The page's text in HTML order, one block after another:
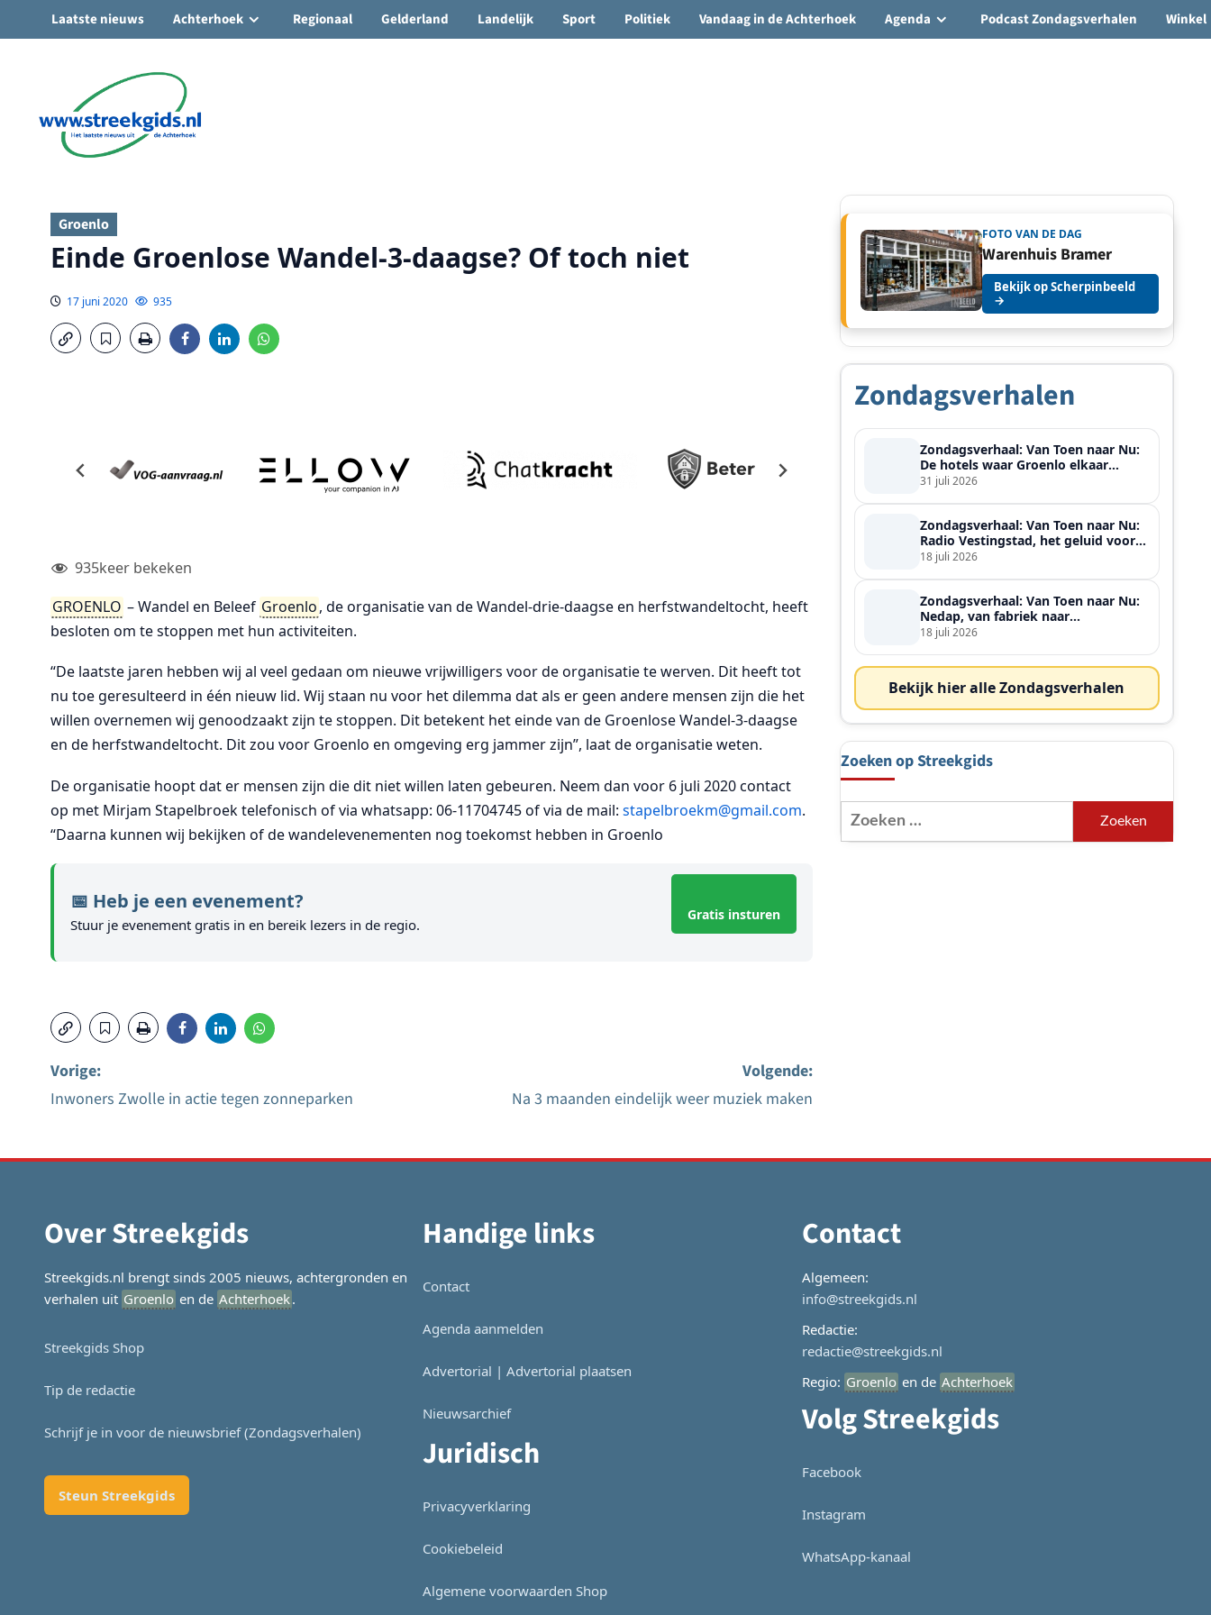
🌤️ Groenlo:13°C • Vandaag 13° / 22°
Ga
inhoud
Laatste nieuws Achterhoek Regionaal Gelderland Landelijk Sport Politiek Vandaag in de Achterhoek Agenda Podcast Zondagsverhalen Winkel
Groenlo
Einde Groenlose Wandel-3-daagse? Of toch niet
17 juni 2020 935
935keer bekeken
GROENLO – Wandel en Beleef Groenlo, de organisatie van de Wandel-drie-daagse en herfstwandeltocht, heeft
besloten om te stoppen met hun activiteiten.
“De laatste jaren hebben wij al veel gedaan om nieuwe vrijwilligers voor de organisatie te werven. Dit heeft tot
nu toe geresulteerd in één nieuw lid. Wij staan nu voor het dilemma dat als er geen andere mensen zijn die het
willen overnemen wij genoodzaakt zijn te stoppen. Dit betekent het einde van de Groenlose Wandel-3-daagse
en de herfstwandeltocht. Dit zou voor Groenlo en omgeving erg jammer zijn”, laat de organisatie weten.
De organisatie hoopt dat er mensen zijn die dit niet willen laten gebeuren. Neem dan voor 6 juli 2020 contact
op met Mirjam Stapelbroek telefonisch of via whatsapp: 06-11704745 of via de mail:stapelbroekm@gmail.com.
“Daarna kunnen wij bekijken of de wandelevenementen nog toekomst hebben in Groenlo
📅 Heb je een evenement?
Stuur je evenement gratis in en bereik lezers in de regio.
Gratis insturen
navigatie
Vorige:
Inwoners Zwolle in actie tegen zonneparken
Volgende:
Na 3 maanden eindelijk weer muziek maken
FOTO VAN DE DAG
Warenhuis Bramer
Bekijk op Scherpinbeeld
→
Zondagsverhalen
Zondagsverhaal: Van Toen naar Nu:
De hotels waar Groenlo elkaar
ontmoette
31 juli 2026
Zondagsverhaal: Van Toen naar Nu:
Radio Vestingstad, het geluid voor
heel de streek
18 juli 2026
Zondagsverhaal: Van Toen naar Nu:
Nedap, van fabriek naar
wereldspeler
18 juli 2026
Bekijk hier alle Zondagsverhalen
Zoeken op Streekgids
Zoeken
naar:
Over Streekgids
Streekgids.nl brengt sinds 2005 nieuws, achtergronden en
verhalen uit Groenlo en de Achterhoek.
Streekgids Shop
Tip de redactie
Schrijf je in voor de nieuwsbrief (Zondagsverhalen)
Steun Streekgids
Handige links
Contact
Agenda aanmelden
Advertorial | Advertorial plaatsen
Nieuwsarchief
Juridisch
Privacyverklaring
Cookiebeleid
Algemene voorwaarden Shop
Contact
Algemeen:
info@streekgids.nl
Redactie:
redactie@streekgids.nl
Regio: Groenlo en de Achterhoek
Volg Streekgids
Facebook
Instagram
WhatsApp-kanaal